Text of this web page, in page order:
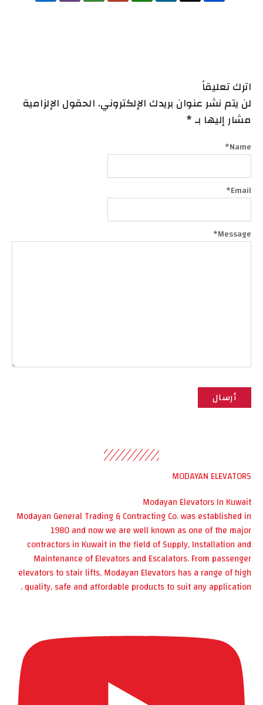
اترك تعليقاً
لن يتم نشر عنوان بريدك الإلكتروني. الحقول الإلزامية
مشار إليها بـ *
Message
*
Name
*
Email
*
MODAYAN ELEVATORS
Modayan Elevators In Kuwait
Modayan General Trading & Contracting Co. was established in
1980 and now we are well known as one of the major
contractors in Kuwait in the field of Supply, Installation and
Maintenance of Elevators and Escalators. From passenger
elevators to stair lifts, Modayan Elevators has a range of high
quality, safe and affordable products to suit any application .